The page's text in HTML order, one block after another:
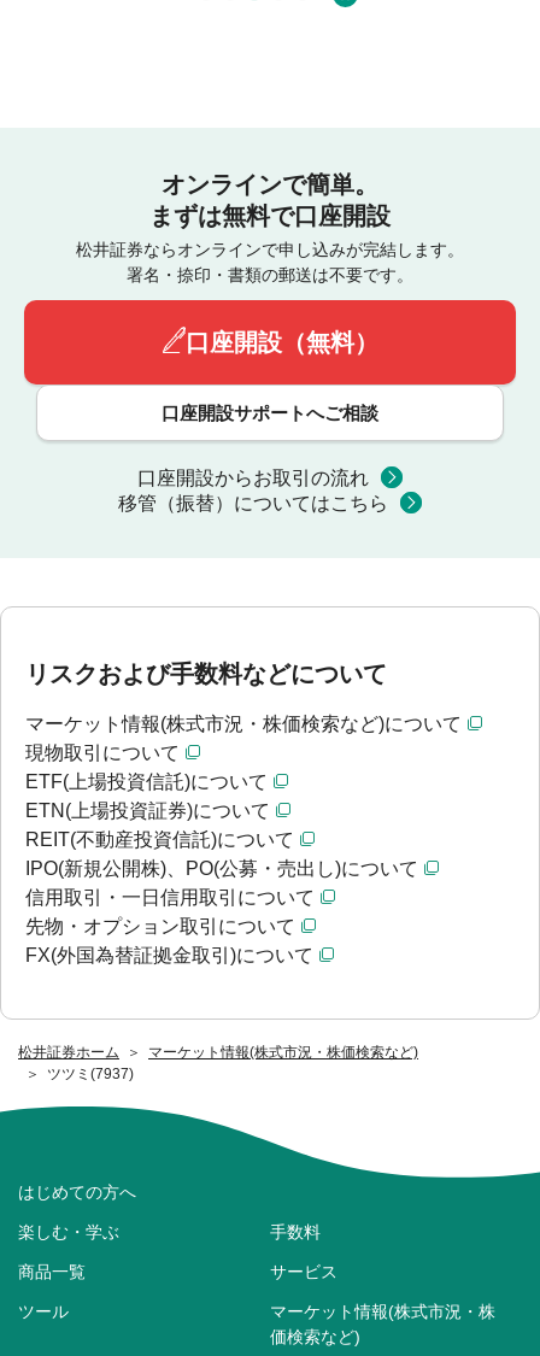
松井証券ホーム
マーケット情報(株式市況・株価検索など)
ツツミ(7937)
オンラインで簡単。
まずは無料で口座開設
松井証券ならオンラインで申し込みが完結します。
署名・捺印・書類の郵送は不要です。
口座開設（無料）
口座開設サポートへご相談
口座開設からお取引の流れ
移管（振替）についてはこちら
リスクおよび手数料などについて
マーケット情報(株式市況・株価検索など)について
現物取引について
ETF(上場投資信託)について
ETN(上場投資証券)について
REIT(不動産投資信託)について
IPO(新規公開株)、PO(公募・売出し)について
信用取引・一日信用取引について
先物・オプション取引について
FX(外国為替証拠金取引)について
はじめての方へ
楽しむ・学ぶ 手数料
商品一覧 サービス
ツール
マーケット情報(株式市況・株
価検索など)